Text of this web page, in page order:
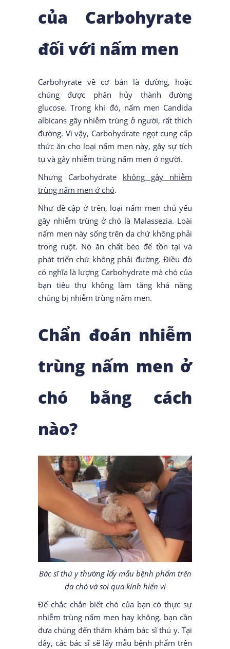
của Carbohyrate
đối với nấm men
Carbohyrate về cơ bản là đường, hoặc
chúng được phân hủy thành đường
glucose. Trong khi đó, nấm men Candida
albicans gây nhiễm trùng ở người, rất thích
đường. Vì vậy, Carbohydrate ngọt cung cấp
thức ăn cho loại nấm men này, gây sự tích
tụ và gây nhiễm trùng nấm men ở người.
Nhưng Carbohydrate không gây nhiễm
trùng nấm men ở chó.
Như đề cập ở trên, loại nấm men chủ yếu
gây nhiễm trùng ở chó là Malassezia. Loài
nấm men này sống trên da chứ không phải
trong ruột. Nó ăn chất béo để tồn tại và
phát triển chứ không phải đường. Điều đó
có nghĩa là lượng Carbohydrate mà chó của
bạn tiêu thụ không làm tăng khả năng
chúng bị nhiễm trùng nấm men.
Chẩn đoán nhiễm
trùng nấm men ở
chó bằng cách
nào?
Bác sĩ thú y thường lấy mẫu bệnh phẩm trên
da chó và soi qua kính hiển vi
Để chắc chắn biết chó của bạn có thực sự
nhiễm trùng nấm men hay không, bạn cần
đưa chúng đến thăm khám bác sĩ thú y. Tại
đây, các bác sĩ sẽ lấy mẫu bệnh phẩm trên